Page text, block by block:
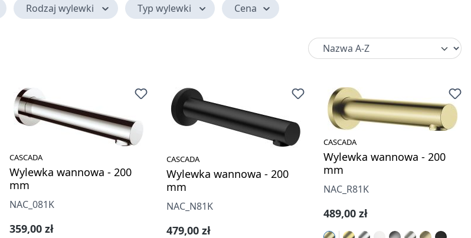
Rodzaj wylewki Typ wylewki Cena
CASCADA
Wylewka wannowa - 200
mm
NAC_081K
Cena regularna:
359,00 zł
CASCADA
Wylewka wannowa - 200
mm
NAC_N81K
Cena regularna:
479,00 zł
CASCADA
Wylewka wannowa - 200
mm
NAC_R81K
Cena regularna:
489,00 zł